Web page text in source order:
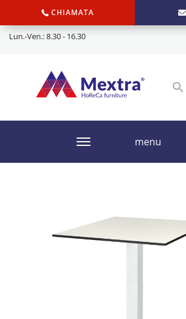
CHIAMATA
Lun.-Ven.: 8.30 - 16.30
menu